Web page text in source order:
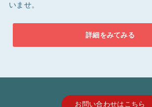
いませ。
詳細をみてみる
お問い合わせはこちら